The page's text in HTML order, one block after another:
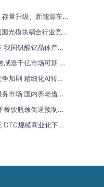
量升级、新能源车增
光模块耦合行业竞争
我国钒酸钇晶体产能
发展
感器千亿市场可期 市
加剧 精细化AI转型
市场 国内养老借职
发展
餐饮瓶颈倒逼预制
合新局
DTC规模商业化下